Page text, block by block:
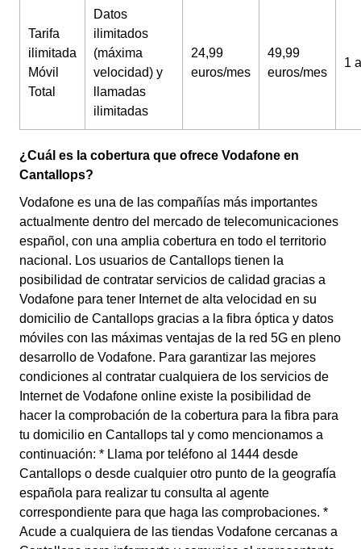
Tarifa
ilimitada
Móvil
Total
Datos
ilimitados
(máxima
velocidad) y
llamadas
ilimitadas
24,99
euros/mes
49,99
euros/mes
1
¿Cuál es la cobertura que ofrece Vodafone en
Cantallops?
Vodafone es una de las compañías más importantes
actualmente dentro del mercado de telecomunicaciones
español, con una amplia cobertura en todo el territorio
nacional. Los usuarios de Cantallops tienen la
posibilidad de contratar servicios de calidad gracias a
Vodafone para tener Internet de alta velocidad en su
domicilio de Cantallops gracias a la fibra óptica y datos
móviles con las máximas ventajas de la red 5G en pleno
desarrollo de Vodafone. Para garantizar las mejores
condiciones al contratar cualquiera de los servicios de
Internet de Vodafone online existe la posibilidad de
hacer la comprobación de la cobertura para la fibra para
tu domicilio en Cantallops tal y como mencionamos a
continuación: * Llama por teléfono al 1444 desde
Cantallops o desde cualquier otro punto de la geografía
española para realizar tu consulta al agente
correspondiente para que haga las comprobaciones. *
Acude a cualquiera de las tiendas Vodafone cercanas a